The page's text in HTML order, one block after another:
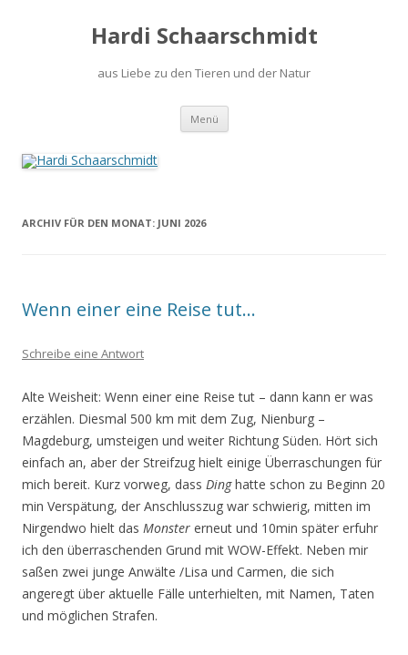
Hardi Schaarschmidt
aus Liebe zu den Tieren und der Natur
Menü Springe
Inhalt
ARCHIV FÜR DEN MONAT: JUNI 2026
Wenn einer eine Reise tut…
Schreibe eine Antwort
Alte Weisheit: Wenn einer eine Reise tut – dann kann er was
erzählen. Diesmal 500 km mit dem Zug, Nienburg –
Magdeburg, umsteigen und weiter Richtung Süden. Hört sich
einfach an, aber der Streifzug hielt einige Überraschungen für
mich bereit. Kurz vorweg, dass Dinghatte schon zu Beginn 20
min Verspätung, der Anschlusszug war schwierig, mitten im
Nirgendwo hielt das Monster erneut und 10min später erfuhr
ich den überraschenden Grund mit WOW-Effekt. Neben mir
saßen zwei junge Anwälte /Lisa und Carmen, die sich
angeregt über aktuelle Fälle unterhielten, mit Namen, Taten
und möglichen Strafen.